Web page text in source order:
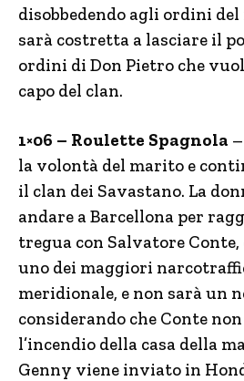
disobbedendo agli ordini
sarà costretta a lasciare il
ordini di Don Pietro che
capo del clan.
1×06 – Roulette Spagnola
la volontà del marito e
il clan dei Savastano. La
andare a Barcellona per
tregua con Salvatore
uno dei maggiori
meridionale, e non sarà un
considerando che Conte
l’incendio della casa della
Genny viene inviato in